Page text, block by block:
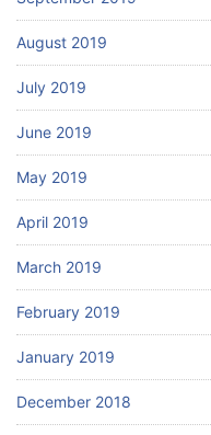
August 2019
July 2019
June 2019
May 2019
April 2019
March 2019
February 2019
January 2019
December 2018